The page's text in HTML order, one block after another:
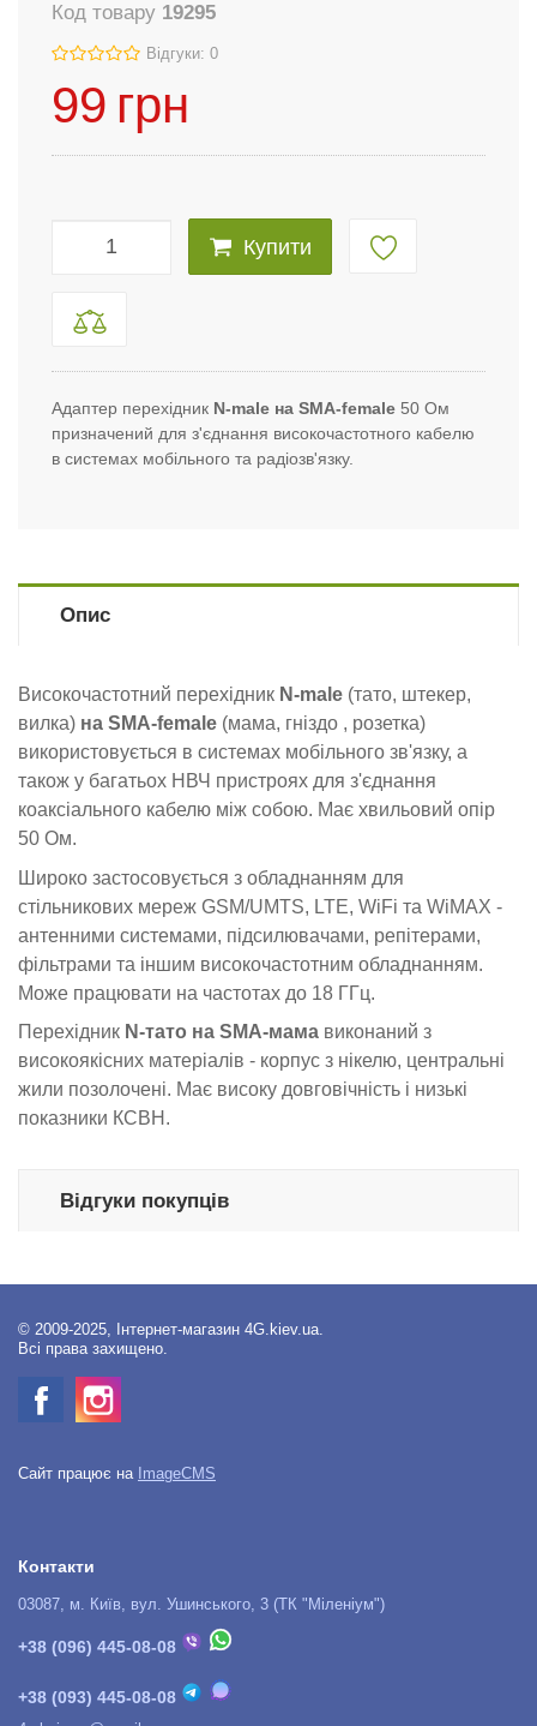
Код товару 19295
Відгуки: 0
99 грн
Купити
Адаптер перехідник N-male на SMA-female 50 Ом
призначений для з'єднання високочастотного кабелю
в системах мобільного та радіозв'язку.
Опис
Високочастотний перехідник N-male (тато, штекер,
вилка) на SMA-female (мама, гніздо , розетка)
використовується в системах мобільного зв'язку, а
також у багатьох НВЧ пристроях для з'єднання
коаксіального кабелю між собою. Має хвильовий опір
50 Ом.
Широко застосовується з обладнанням для
стільникових мереж GSM/UMTS, LTE, WiFi та WiMAX -
антенними системами, підсилювачами, репітерами,
фільтрами та іншим високочастотним обладнанням.
Може працювати на частотах до 18 ГГц.
Перехідник N-тато на SMA-мама виконаний з
високоякісних матеріалів - корпус з нікелю, центральні
жили позолочені. Має високу довговічність і низькі
показники КСВН.
Відгуки покупців
© 2009-2025, Інтернет-магазин 4G.kiev.ua.
Всі права захищено.
Сайт працює на ImageCMS
Контакти
03087, м. Київ, вул. Ушинського, 3 (ТК "Міленіум")
+38 (096) 445-08-08
+38 (093) 445-08-08